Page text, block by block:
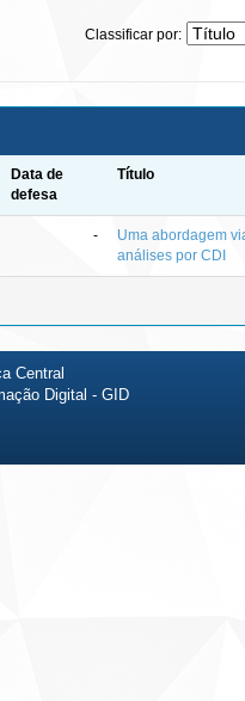
Classificar por:
Data de
defesa
Título
-
Uma abordagem
análises por CDI
Central
Digital - GID